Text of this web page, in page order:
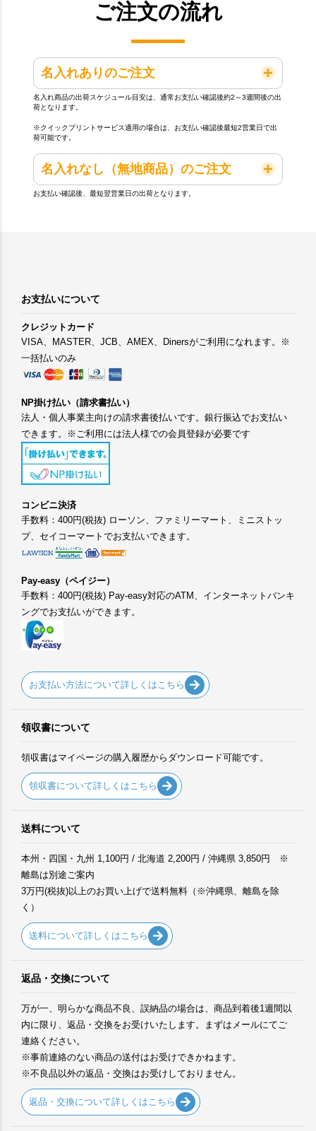
ご注文の流れ
名入れありのご注文
名入れ商品の出荷スケジュール目安は、通常お支払い確認後約2～3週間後の出
荷となります。
※クイックプリントサービス適用の場合は、お支払い確認後最短2営業日で出
荷可能です。
名入れなし（無地商品）のご注文
お支払い確認後、最短翌営業日の出荷となります。
お支払いについて
クレジットカード
VISA、MASTER、JCB、AMEX、Dinersがご利用になれます。※
一括払いのみ
NP掛け払い（請求書払い）
法人・個人事業主向けの請求書後払いです。銀行振込でお支払い
できます。※ご利用には法人様での会員登録が必要です
コンビニ決済
手数料：400円(税抜) ローソン、ファミリーマート、ミニストッ
プ、セイコーマートでお支払いできます。
Pay-easy（ペイジー）
手数料：400円(税抜) Pay-easy対応のATM、インターネットバンキ
ングでお支払いができます。
お支払い方法について詳しくはこちら
領収書について
領収書はマイページの購入履歴からダウンロード可能です。
領収書について詳しくはこちら
送料について
本州・四国・九州 1,100円 / 北海道 2,200円 / 沖縄県 3,850円 ※
離島は別途ご案内
3万円(税抜)以上のお買い上げで送料無料（※沖縄県、離島を除
く）
送料について詳しくはこちら
返品・交換について
万が一、明らかな商品不良、誤納品の場合は、商品到着後1週間以
内に限り、返品・交換をお受けいたします。まずはメールにてご
連絡ください。
※事前連絡のない商品の送付はお受けできかねます。
※不良品以外の返品・交換はお受けしておりません。
返品・交換について詳しくはこちら